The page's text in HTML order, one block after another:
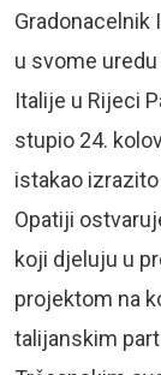
Gradonacelnik
u svome
Italije u Rijeci
stupio 24.
istakao
Opatiji
koji djeluju u
projektom na
talijanskim